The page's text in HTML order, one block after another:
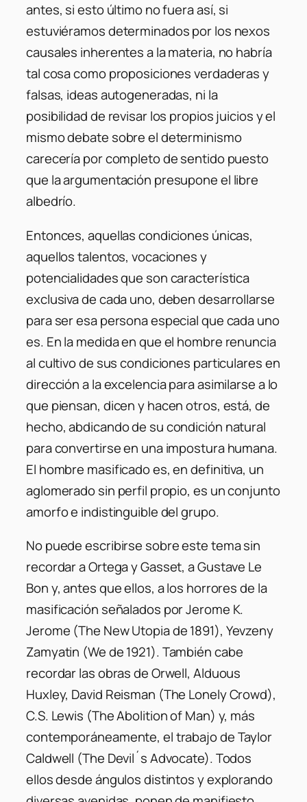
antes, si esto último no fuera así, si
estuviéramos determinados por los nexos
causales inherentes a la materia, no habría
tal cosa como proposiciones verdaderas y
falsas, ideas autogeneradas, ni la
posibilidad de revisar los propios juicios y el
mismo debate sobre el determinismo
carecería por completo de sentido puesto
que la argumentación presupone el libre
albedrío.
Entonces, aquellas condiciones únicas,
aquellos talentos, vocaciones y
potencialidades que son característica
exclusiva de cada uno, deben desarrollarse
para ser esa persona especial que cada uno
es. En la medida en que el hombre renuncia
al cultivo de sus condiciones particulares en
dirección a la excelencia para asimilarse a lo
que piensan, dicen y hacen otros, está, de
hecho, abdicando de su condición natural
para convertirse en una impostura humana.
El hombre masificado es, en definitiva, un
aglomerado sin perfil propio, es un conjunto
amorfo e indistinguible del grupo.
No puede escribirse sobre este tema sin
recordar a Ortega y Gasset, a Gustave Le
Bon y, antes que ellos, a los horrores de la
masificación señalados por Jerome K.
Jerome (The New Utopia de 1891), Yevzeny
Zamyatin (We de 1921). También cabe
recordar las obras de Orwell, Alduous
Huxley, David Reisman (The Lonely Crowd),
C.S. Lewis (The Abolition of Man) y, más
contemporáneamente, el trabajo de Taylor
Caldwell (The Devil´s Advocate). Todos
ellos desde ángulos distintos y explorando